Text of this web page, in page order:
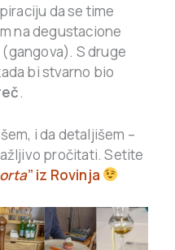
da se time
na degustacione
S druge
bi stvarno bio
.
i da detaljišem –
pročitati. Setite
” iz Rovinja